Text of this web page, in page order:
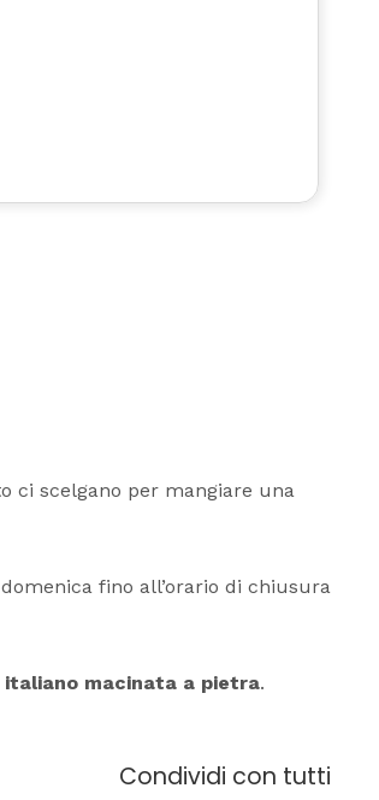
ci scelgano per mangiare una
fino all’orario di chiusura
macinata a pietra.
Condividi con tutti